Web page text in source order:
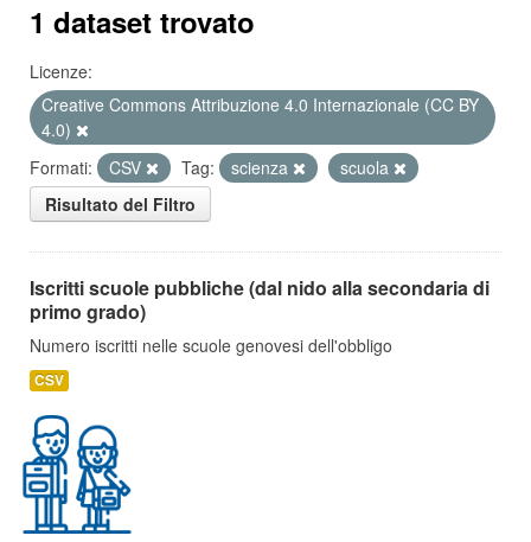
1 dataset trovato
Licenze:
Creative Commons Attribuzione 4.0 Internazionale (CC BY
4.0)
Formati:
CSV Tag: scienza
scuola
Risultato del Filtro
Iscritti scuole pubbliche (dal nido alla secondaria di
primo grado)
Numero iscritti nelle scuole genovesi dell'obbligo
CSV